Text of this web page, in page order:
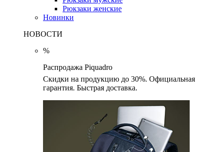
Рюкзаки женские
Новинки
НОВОСТИ
%
Распродажа Piquadro
Скидки на продукцию до 30%. Официальная
гарантия. Быстрая доставка.